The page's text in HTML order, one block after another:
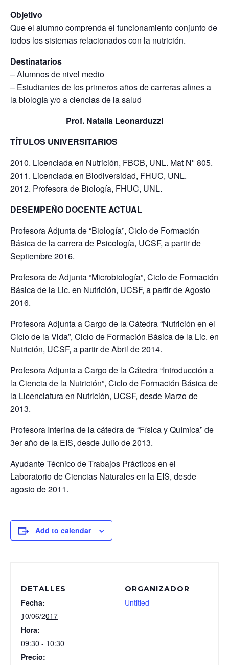
Objetivo
Que el alumno comprenda el funcionamiento conjunto de
todos los sistemas relacionados con la nutrición.
Destinatarios
– Alumnos de nivel medio
– Estudiantes de los primeros años de carreras afines a
la biología y/o a ciencias de la salud
Prof. Natalia Leonarduzzi
TÍTULOS UNIVERSITARIOS
Licenciada en Nutrición, FBCB, UNL. Mat Nº 805.
Licenciada en Biodiversidad, FHUC, UNL.
Profesora de Biología, FHUC, UNL.
DESEMPEÑO DOCENTE ACTUAL
Profesora Adjunta de “Biología”, Ciclo de Formación
Básica de la carrera de Psicología, UCSF, a partir de
Septiembre 2016.
Profesora de Adjunta “Microbiología”, Ciclo de Formación
Básica de la Lic. en Nutrición, UCSF, a partir de Agosto
2016.
Profesora Adjunta a Cargo de la Cátedra “Nutrición en el
Ciclo de la Vida”, Ciclo de Formación Básica de la Lic. en
Nutrición, UCSF, a partir de Abril de 2014.
Profesora Adjunta a Cargo de la Cátedra “Introducción a
la Ciencia de la Nutrición”, Ciclo de Formación Básica de
la Licenciatura en Nutrición, UCSF, desde Marzo de
2013.
Profesora Interina de la cátedra de “Física y Química” de
3er año de la EIS, desde Julio de 2013.
Ayudante Técnico de Trabajos Prácticos en el
Laboratorio de Ciencias Naturales en la EIS, desde
agosto de 2011.
Add to calendar
DETALLES
Fecha:
10/06/2017
Hora:
09:30 - 10:30
Precio:
ORGANIZADOR
Untitled